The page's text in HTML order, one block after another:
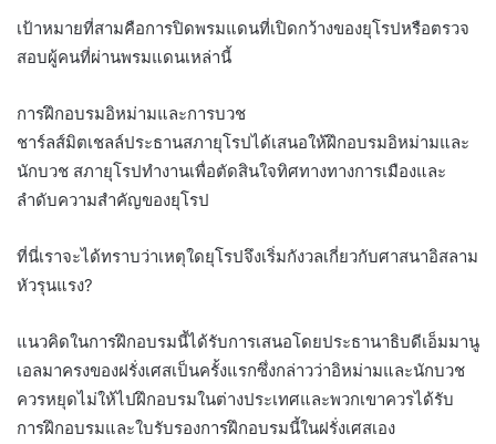
เป้าหมายที่สามคือการปิดพรมแดนที่เปิดกว้างของยุโรปหรือตรวจ
สอบผู้คนที่ผ่านพรมแดนเหล่านี้
การฝึกอบรมอิหม่ามและการบวช
ชาร์ลส์มิตเชลล์ประธานสภายุโรปได้เสนอให้ฝึกอบรมอิหม่ามและ
นักบวช สภายุโรปทำงานเพื่อตัดสินใจทิศทางทางการเมืองและ
ลำดับความสำคัญของยุโรป
ที่นี่เราจะได้ทราบว่าเหตุใดยุโรปจึงเริ่มกังวลเกี่ยวกับศาสนาอิสลาม
หัวรุนแรง?
แนวคิดในการฝึกอบรมนี้ได้รับการเสนอโดยประธานาธิบดีเอ็มมานู
เอลมาครงของฝรั่งเศสเป็นครั้งแรกซึ่งกล่าวว่าอิหม่ามและนักบวช
ควรหยุดไม่ให้ไปฝึกอบรมในต่างประเทศและพวกเขาควรได้รับ
การฝึกอบรมและใบรับรองการฝึกอบรมนี้ในฝรั่งเศสเอง